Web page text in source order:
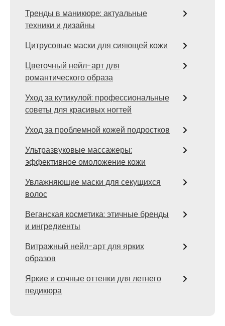
Тренды в маникюре: актуальные
техники и дизайны
Цитрусовые маски для сияющей кожи
Цветочный нейл-арт для
романтического образа
Уход за кутикулой: профессиональные
советы для красивых ногтей
Уход за проблемной кожей подростков
Ультразвуковые массажеры:
эффективное омоложение кожи
Увлажняющие маски для секущихся
волос
Веганская косметика: этичные бренды
и ингредиенты
Витражный нейл-арт для ярких
образов
Яркие и сочные оттенки для летнего
педикюра